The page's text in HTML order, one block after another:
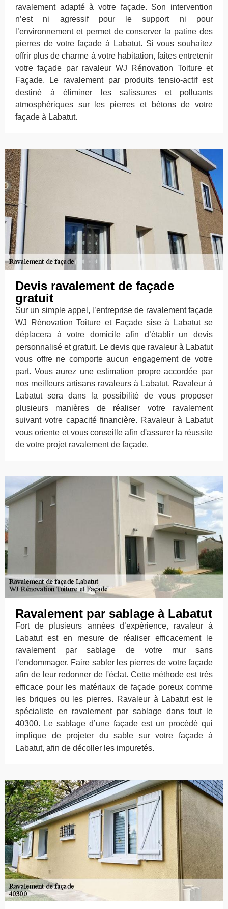
ravalement adapté à votre façade. Son intervention
n’est ni agressif pour le support ni pour
l’environnement et permet de conserver la patine des
pierres de votre façade à Labatut. Si vous souhaitez
offrir plus de charme à votre habitation, faites entretenir
votre façade par ravaleur WJ Rénovation Toiture et
Façade. Le ravalement par produits tensio-actif est
destiné à éliminer les salissures et polluants
atmosphériques sur les pierres et bétons de votre
façade à Labatut.
Devis ravalement de façade
gratuit
Sur un simple appel, l’entreprise de ravalement façade
WJ Rénovation Toiture et Façade sise à Labatut se
déplacera à votre domicile afin d’établir un devis
personnalisé et gratuit. Le devis que ravaleur à Labatut
vous offre ne comporte aucun engagement de votre
part. Vous aurez une estimation propre accordée par
nos meilleurs artisans ravaleurs à Labatut. Ravaleur à
Labatut sera dans la possibilité de vous proposer
plusieurs manières de réaliser votre ravalement
suivant votre capacité financière. Ravaleur à Labatut
vous oriente et vous conseille afin d'assurer la réussite
de votre projet ravalement de façade.
Ravalement par sablage à Labatut
Fort de plusieurs années d’expérience, ravaleur à
Labatut est en mesure de réaliser efficacement le
ravalement par sablage de votre mur sans
l’endommager. Faire sabler les pierres de votre façade
afin de leur redonner de l'éclat. Cette méthode est très
efficace pour les matériaux de façade poreux comme
les briques ou les pierres. Ravaleur à Labatut est le
spécialiste en ravalement par sablage dans tout le
40300. Le sablage d’une façade est un procédé qui
implique de projeter du sable sur votre façade à
Labatut, afin de décoller les impuretés.